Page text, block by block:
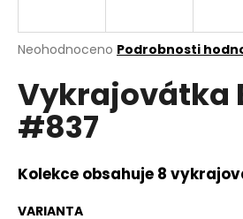
Průměrné
produktu
je
0,0
z
hvězdiček.
Neohodnoceno Podrobnosti
Vykrajovátka
#837
Kolekce obsahuje 8
VARIANTA
j
t
?